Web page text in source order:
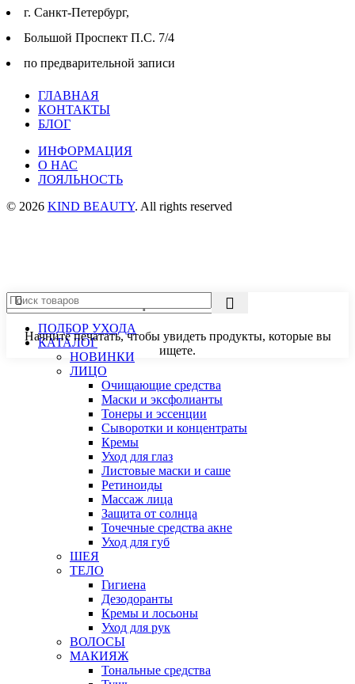
г. Cанкт-Петербург,
Большой Проспект П.С. 7/4
по предварительной записи
ГЛАВНАЯ
КОНТАКТЫ
БЛОГ
ИНФОРМАЦИЯ
О НАС
ЛОЯЛЬНОСТЬ
© 2026 KIND BEAUTY. All rights reserved
Начните печатать, чтобы увидеть продукты, которые вы
ищете.
ПОДБОР УХОДА
КАТАЛОГ
НОВИНКИ
ЛИЦО
Очищающие средства
Маски и эксфолианты
Тонеры и эссенции
Сыворотки и концентраты
Кремы
Уход для глаз
Листовые маски и саше
Ретиноиды
Массаж лица
Защита от солнца
Точечные средства акне
Уход для губ
ШЕЯ
ТЕЛО
Гигиена
Дезодоранты
Кремы и лосьоны
Уход для рук
ВОЛОСЫ
МАКИЯЖ
Тональные средства